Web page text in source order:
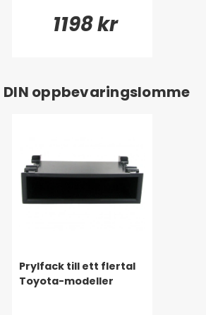
1198 kr
DIN oppbevaringslomme
Prylfack till ett flertal
Toyota-modeller